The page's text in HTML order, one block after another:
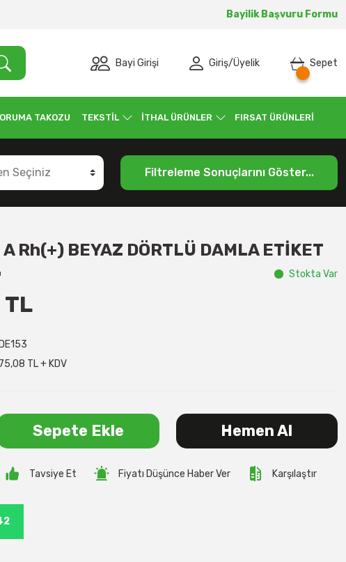
Bayilik Başvuru Formu
Bayi Girişi Giriş/Üyelik Sepet
TAKOZU TEKSTİL İTHAL ÜRÜNLER FIRSAT ÜRÜNLERİ
Filtreleme Sonuçlarını Göster...
Rh(+) BEYAZ DÖRTLÜ DAMLA ETİKET
Stokta Var
DE153
75,08 TL + KDV
Sepete Ekle Hemen Al
Tavsiye Et Fiyatı Düşünce Haber Ver Karşılaştır